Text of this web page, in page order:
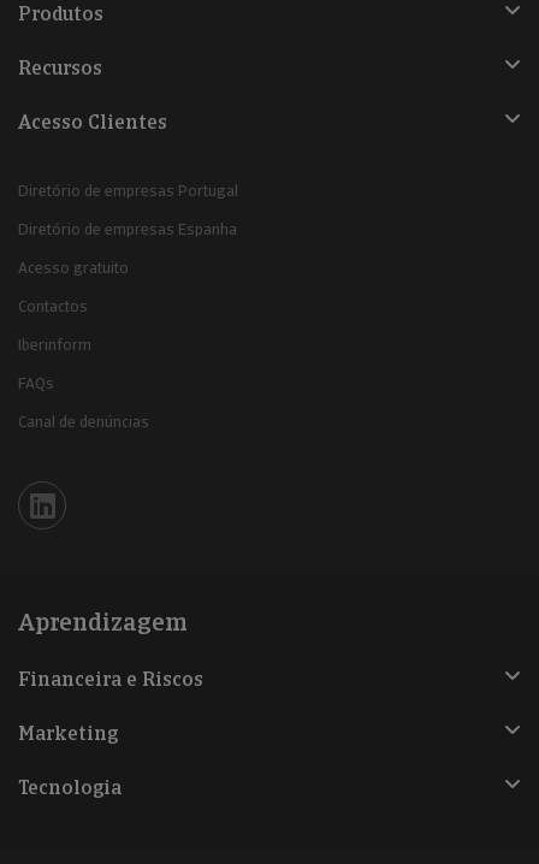
Produtos
Recursos
Acesso Clientes
Diretório de empresas Portugal
Diretório de empresas Espanha
Acesso gratuito
Contactos
Iberinform
FAQs
Canal de denúncias
Iberinform en Linkedin
Aprendizagem
Financeira e Riscos
Marketing
Tecnologia